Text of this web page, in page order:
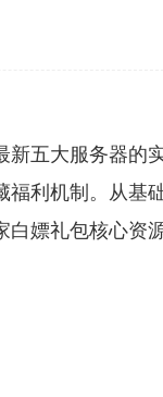
新五大服务器的
福利机制。从基
白嫖礼包核心资